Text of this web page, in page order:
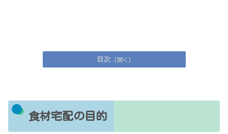
目次
食材宅配の目的